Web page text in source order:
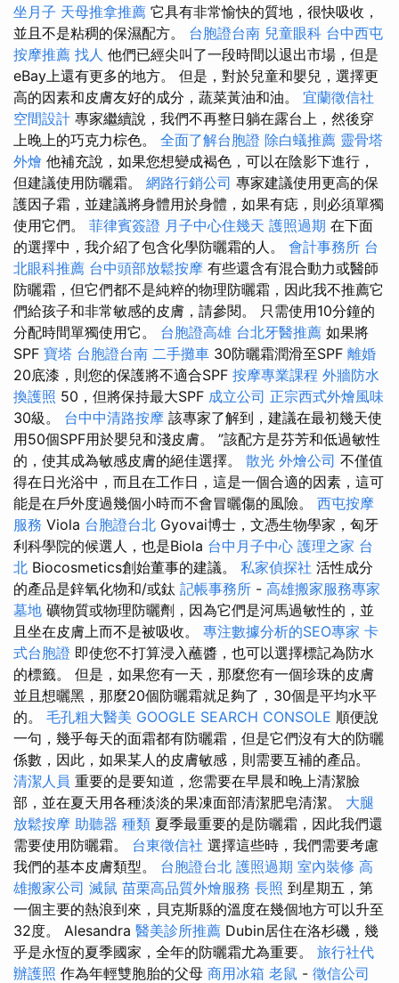
坐月子 天母推拿推薦 它具有非常愉快的質地，很快吸收，
並且不是粘稠的保濕配方。 台胞證台南 兒童眼科 台中西屯
按摩推薦 找人 他們已經尖叫了一段時間以退出市場，但是
eBay上還有更多的地方。 但是，對於兒童和嬰兒，選擇更
高的因素和皮膚友好的成分，蔬菜黃油和油。 宜蘭徵信社
空間設計 專家繼續說，我們不再整日躺在露台上，然後穿
上晚上的巧克力棕色。 全面了解台胞證 除白蟻推薦 靈骨塔
外燴 他補充說，如果您想變成褐色，可以在陰影下進行，
但建議使用防曬霜。 網路行銷公司 專家建議使用更高的保
護因子霜，並建議將身體用於身體，如果有痣，則必須單獨
使用它們。 菲律賓簽證 月子中心住幾天 護照過期 在下面
的選擇中，我介紹了包含化學防曬霜的人。 會計事務所 台
北眼科推薦 台中頭部放鬆按摩 有些還含有混合動力或醫師
防曬霜，但它們都不是純粹的物理防曬霜，因此我不推薦它
們給孩子和非常敏感的皮膚，請參閱。 只需使用10分鐘的
分配時間單獨使用它。 台胞證高雄 台北牙醫推薦 如果將
SPF 寶塔 台胞證台南 二手攤車 30防曬霜潤滑至SPF 離婚
20底漆，則您的保護將不適合SPF 按摩專業課程 外牆防水
換護照 50，但將保持最大SPF 成立公司 正宗西式外燴風味
30級。 台中中清路按摩 該專家了解到，建議在最初幾天使
用50個SPF用於嬰兒和淺皮膚。 ”該配方是芬芳和低過敏性
的，使其成為敏感皮膚的絕佳選擇。 散光 外燴公司 不僅值
得在日光浴中，而且在工作日，這是一個合適的因素，這可
能是在戶外度過幾個小時而不會冒曬傷的風險。 西屯按摩
服務 Viola 台胞證台北 Gyovai博士，文憑生物學家，匈牙
利科學院的候選人，也是Biola 台中月子中心 護理之家 台
北 Biocosmetics創始董事的建議。 私家偵探社 活性成分
的產品是鋅氧化物和/或鈦 記帳事務所 - 高雄搬家服務專家
墓地 礦物質或物理防曬劑，因為它們是河馬過敏性的，並
且坐在皮膚上而不是被吸收。 專注數據分析的SEO專家 卡
式台胞證 即使您不打算浸入蘸醬，也可以選擇標記為防水
的標籤。 但是，如果您有一天，那麼您有一個珍珠的皮膚
並且想曬黑，那麼20個防曬霜就足夠了，30個是平均水平
的。 毛孔粗大醫美 GOOGLE SEARCH CONSOLE 順便說
一句，幾乎每天的面霜都有防曬霜，但是它們沒有大的防曬
係數，因此，如果某人的皮膚敏感，則需要互補的產品。
清潔人員 重要的是要知道，您需要在早晨和晚上清潔臉
部，並在夏天用各種淡淡的果凍面部清潔肥皂清潔。 大腿
放鬆按摩 助聽器 種類 夏季最重要的是防曬霜，因此我們還
需要使用防曬霜。 台東徵信社 選擇這些時，我們需要考慮
我們的基本皮膚類型。 台胞證台北 護照過期 室內裝修 高
雄搬家公司 滅鼠 苗栗高品質外燴服務 長照 到星期五，第
一個主要的熱浪到來，貝克斯縣的溫度在幾個地方可以升至
32度。 Alesandra 醫美診所推薦 Dubin居住在洛杉磯，幾
乎是永恆的夏季國家，全年的防曬霜尤為重要。 旅行社代
辦護照 作為年輕雙胞胎的父母 商用冰箱 老鼠 - 徵信公司